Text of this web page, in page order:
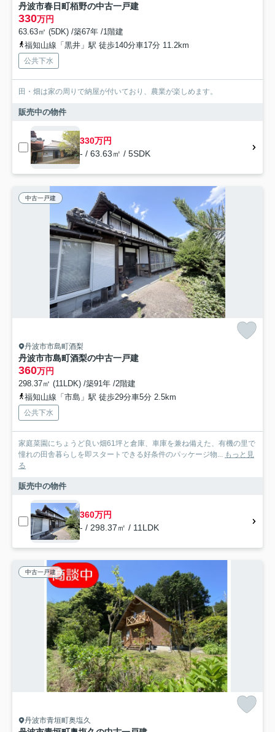
丹波市春日町栢野の中古一戸建
330万円
63.63㎡ (5DK) /築67年 /1階建
福知山線「黒井」駅 徒歩140分車17分 11.2km
公共下水
田・畑は家の周りで納屋が付いており、農業が楽しめます。
販売中の物件
330万円
- / 63.63㎡ / 5SDK
中古一戸建
丹波市市島町酒梨
丹波市市島町酒梨の中古一戸建
360万円
298.37㎡ (11LDK) /築91年 /2階建
福知山線「市島」駅 徒歩29分車5分 2.5km
公共下水
家庭菜園にちょうど良い畑61坪と倉庫、車庫を兼ね備えた、有機の里で
憧れの田舎暮らしを即スタートできる好条件のパッケージ物... もっと見
る
販売中の物件
360万円
- / 298.37㎡ / 11LDK
中古一戸建
丹波市青垣町奥塩久